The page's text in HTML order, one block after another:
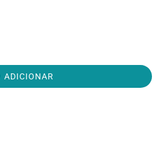
ADICIONAR